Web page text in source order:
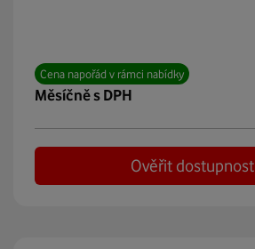
Cena napořád v rámci nabídky
měsíčně s DPH
Ověřit dostupnost